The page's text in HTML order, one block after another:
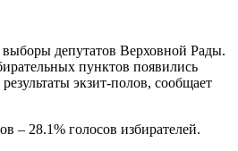
депутатов Верховной Рады.
пунктов появились
экзит-полов, сообщает
– 28.1% голосов избирателей.